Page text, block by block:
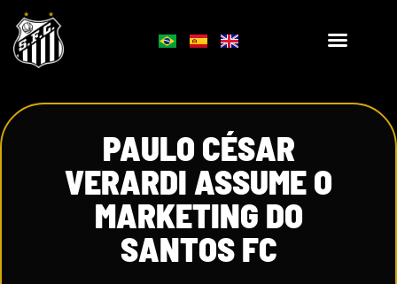
PAULO CÉSAR
VERARDI ASSUME O
MARKETING DO
SANTOS FC